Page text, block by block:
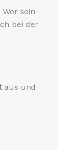
sein
bei der
aus und